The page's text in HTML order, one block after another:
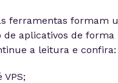
ferramentas formam
de aplicativos de
a leitura e confira:
VPS;